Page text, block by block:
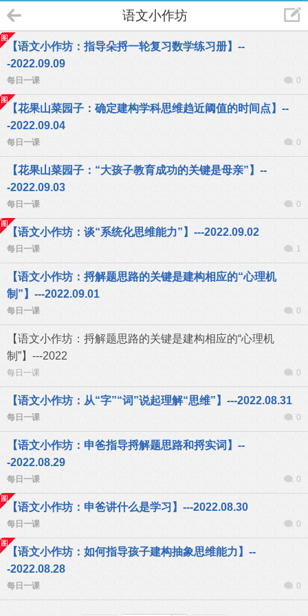
语文小作坊
【语文小作坊：指导朵捋一轮复习数学练习册】--
-2022.09.09
每日一课 0
【花果山菜园子：确定建构学科思维趋近阈值的时间点】--
-2022.09.04
每日一课 0
【花果山菜园子：“大孩子教育成功的关键是母亲”】--
-2022.09.03
每日一课 0
【语文小作坊：谈“系统化思维能力”】---2022.09.02
每日一课 1
【语文小作坊：捋解题思路的关键是建构相应的“心理机
制”】---2022.09.01
每日一课 0
【语文小作坊：捋解题思路的关键是建构相应的“心理机
制”】---2022
每日一课 0
【语文小作坊：从“字”“词”说起理解“思维”】---2022.08.31
每日一课 0
【语文小作坊：申爸指导捋解题思路和捋实词】--
-2022.08.29
每日一课 0
【语文小作坊：申爸讲什么是学习】---2022.08.30
每日一课 0
【语文小作坊：如何指导孩子建构抽象思维能力】--
-2022.08.28
每日一课 0